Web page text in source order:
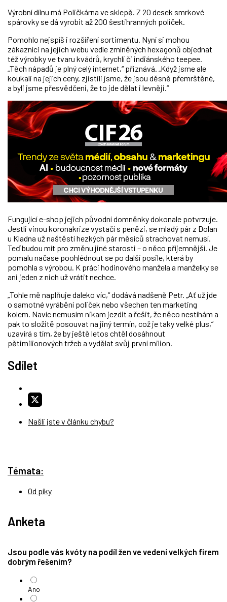
Výrobní dílnu má Poličkárna ve sklepě. Z 20 desek smrkové
spárovky se dá vyrobit až 200 šestihranných poliček.
Pomohlo nejspíš i rozšíření sortimentu. Nyní si mohou
zákazníci na jejich webu vedle zmíněných hexagonů objednat
též výrobky ve tvaru kvádrů, krychlí či indiánského teepee.
„Těch nápadů je plný celý internet,“ přiznává. „Když jsme ale
koukali na jejich ceny, zjistili jsme, že jsou děsně přemrštěné,
a byli jsme přesvědčeni, že to jde dělat i levněji.“
Fungující e-shop jejich původní domněnky dokonale potvrzuje.
Jestli vinou koronakrize vystačí s penězi, se mladý pár z Dolan
u Kladna už naštěstí hezkých pár měsíců strachovat nemusí.
Teď budou mít pro změnu jiné starosti – o něco příjemnější. Je
pomalu načase poohlédnout se po další posile, která by
pomohla s výrobou. K práci hodinového manžela a manželky se
ani jeden z nich už vrátit nechce.
„Tohle mě naplňuje daleko víc,“ dodává nadšeně Petr. „Ať už jde
o samotné vyrábění poliček nebo všechen ten marketing
kolem. Navíc nemusím nikam jezdit a řešit, že něco nestíhám a
pak to složitě posouvat na jiný termín, což je taky velké plus,“
uzavírá s tím, že by ještě letos chtěl dosáhnout
pětimilionových tržeb a vydělat svůj první milion.
Sdílet
Našli jste v článku chybu?
Témata:
Od píky
Anketa
Jsou podle vás kvóty na podíl žen ve vedení velkých firem
dobrým řešením?
Ano